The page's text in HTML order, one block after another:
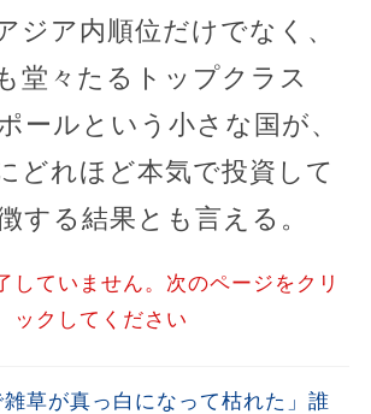
ジア内順位だけでなく、
堂々たるトップクラス
ールという小さな国が、
どれほど本気で投資して
する結果とも言える。
していません。次のページをクリ
ックしてください
雑草が真っ白になって枯れた」誰